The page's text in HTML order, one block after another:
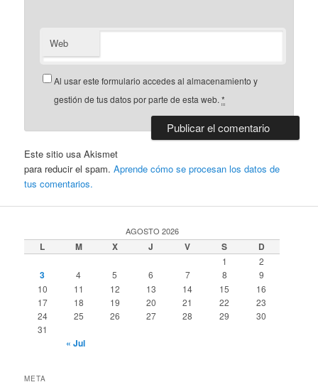
Web
Al usar este formulario accedes al almacenamiento y
gestión de tus datos por parte de esta web.*
Este sitio usa Akismet
para reducir el spam.Aprende cómo se procesan los datos de
tus comentarios.
AGOSTO 2026
L M X J V S D
1 2
3 4 5 6 7 8
9
10
11 12 13 14 15
16
17
18 19 20 21 22
23
24
25 26 27 28 29
30
31
« Jul
META